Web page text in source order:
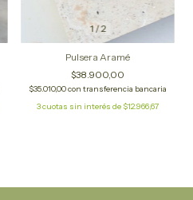
1/2
Pulsera Aramé
$38.900,00
$35.010,00con transferencia bancaria
3cuotas sin interés de $12.966,67